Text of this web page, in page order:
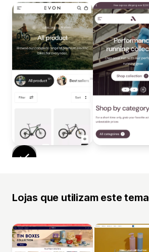
Lojas que utilizam este tema